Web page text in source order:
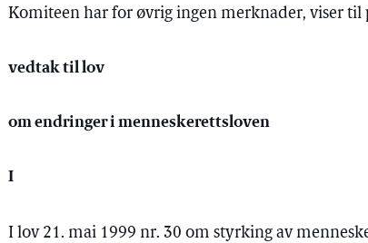
Komiteen har for øvrig ingen merknader, viser
vedtak til lov
om endringer i menneskerettsloven
I
I lov 21. mai 1999 nr. 30 om styrking av